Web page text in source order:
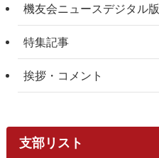
機友会ニュースデジタル版
特集記事
挨拶・コメント
支部リスト